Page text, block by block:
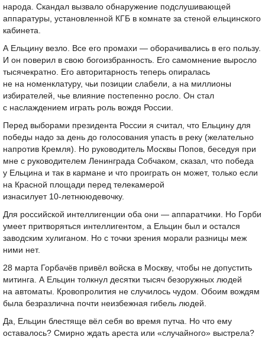
народа. Скандал вызвало обнаружение подслушивающей
аппаратуры, установленной КГБ в комнате за стеной ельцинского
кабинета.
А Ельцину везло. Все его промахи — оборачивались в его пользу.
И он поверил в свою богоизбранность. Его самомнение выросло
тысячекратно. Его авторитарность теперь опиралась
не на номенклатуру, чьи позиции слабели, а на миллионы
избирателей, чье влияние постепенно росло. Он стал
с наслаждением играть роль вождя России.
Перед выборами президента России я считал, что Ельцину для
победы надо за день до голосования упасть в реку (желательно
напротив Кремля). Но руководитель Москвы Попов, беседуя при
мне с руководителем Ленинграда Собчаком, сказал, что победа
у Ельцина и так в кармане и что проиграть он может, только если
на Красной площади перед телекамерой
изнасилует 10-летнююдевочку.
Для российской интеллигенции оба они — аппаратчики. Но Горби
умеет притворяться интеллигентом, а Ельцин был и остался
заводским хулиганом. Но с точки зрения морали разницы меж
ними нет.
28 марта Горбачёв привёл войска в Москву, чтобы не допустить
митинга. А Ельцин толкнул десятки тысяч безоружных людей
на автоматы. Кровопролития не случилось чудом. Обоим вождям
была безразлична почти неизбежная гибель людей.
Да, Ельцин блестяще вёл себя во время путча. Но что ему
оставалось? Смирно ждать ареста или «случайного» выстрела?